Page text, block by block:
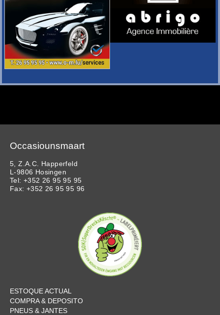
Occasiounsmaart
5, Z.A.C. Happerfeld
L-9806 Hosingen
Tel: +352 26 95 95 95
Fax: +352 26 95 95 96
ESTOQUE ACTUAL
COMPRA & DEPOSITO
PNEUS & JANTES